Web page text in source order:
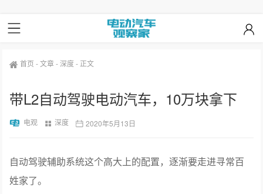
首页 -文章-深度- 正文
带L2自动驾驶电动汽车，10万块拿下
电观 深度 2020年5月13日
自动驾驶辅助系统这个高大上的配置，逐渐要走进寻常百
姓家了。